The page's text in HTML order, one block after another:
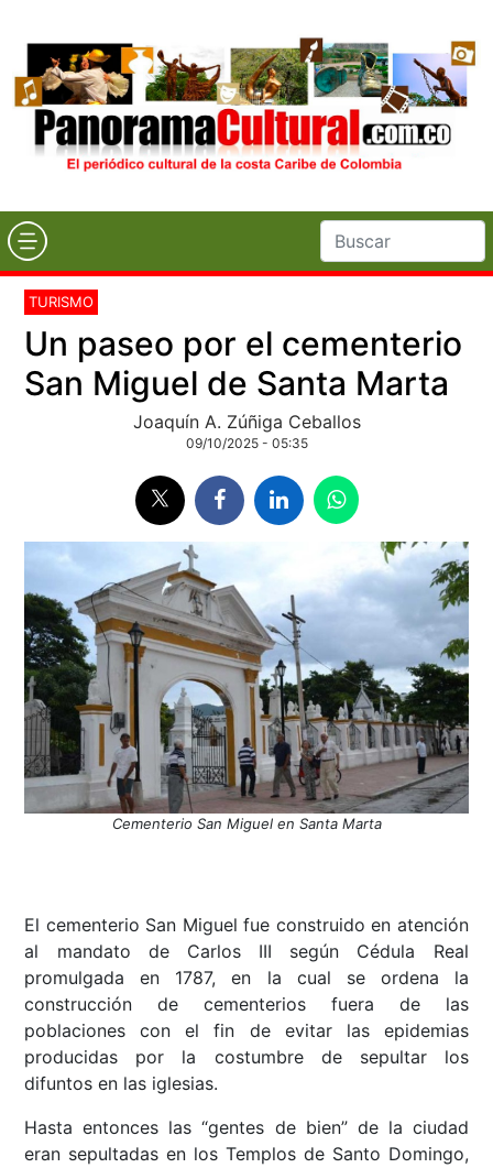
TURISMO
Un paseo por el cementerio
San Miguel de Santa Marta
Joaquín A. Zúñiga Ceballos
09/10/2025 - 05:35
Cementerio San Miguel en Santa Marta
El cementerio San Miguel fue construido en atención
al mandato de Carlos III según Cédula Real
promulgada en 1787, en la cual se ordena la
construcción de cementerios fuera de las
poblaciones con el fin de evitar las epidemias
producidas por la costumbre de sepultar los
difuntos en las iglesias.
Hasta entonces las “gentes de bien” de la ciudad
eran sepultadas en los Templos de Santo Domingo,